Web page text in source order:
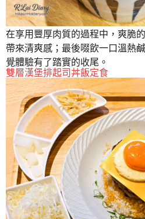
在享用豐厚肉質的過程中，爽脆
帶來清爽感；最後啜飲一口溫熱
覺體驗有了踏實的收尾。
雙層漢堡排起司丼飯定食